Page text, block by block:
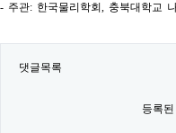
- 주관: 한국물리학회 , 충북대학교
댓글목록
등록